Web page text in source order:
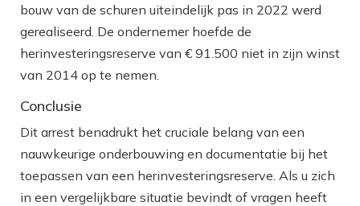
bouw van de schuren uiteindelijk pas in 2022 werd
gerealiseerd. De ondernemer hoefde de
herinvesteringsreserve van € 91.500 niet in zijn winst
van 2014 op te nemen.
Conclusie
Dit arrest benadrukt het cruciale belang van een
nauwkeurige onderbouwing en documentatie bij het
toepassen van een herinvesteringsreserve. Als u zich
in een vergelijkbare situatie bevindt of vragen heeft